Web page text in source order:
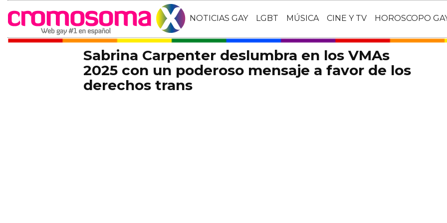
NOTICIAS GAY LGBT MÚSICA CINE Y TV HOROSCOPO
Sabrina Carpenter deslumbra en los VMAs
2025 con un poderoso mensaje a favor de los
derechos trans